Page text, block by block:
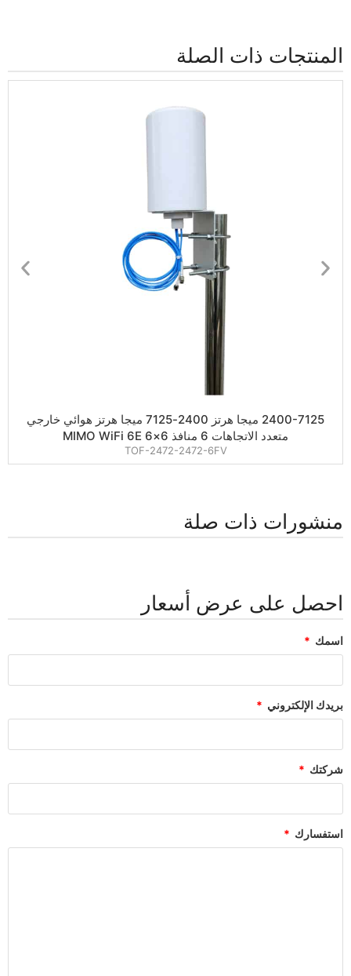
المنتجات ذات الصلة
2400-7125 ميجا هرتز 2400-7125 ميجا هرتز هوائي خارجي
متعدد الاتجاهات 6 منافذ 6×6 MIMO WiFi 6E
TOF-2472-2472-6FV
منشورات ذات صلة
احصل على عرض أسعار
اسمك
بريدك الإلكتروني
شركتك
استفسارك